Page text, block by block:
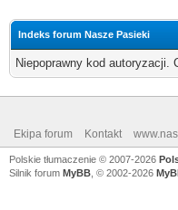
Indeks forum Nasze Pasieki
Niepoprawny kod autoryzacji.
Ekipa forum Kontakt
Polskie tłumaczenie © 2007-2026
Silnik forum MyBB , © 2002-2026